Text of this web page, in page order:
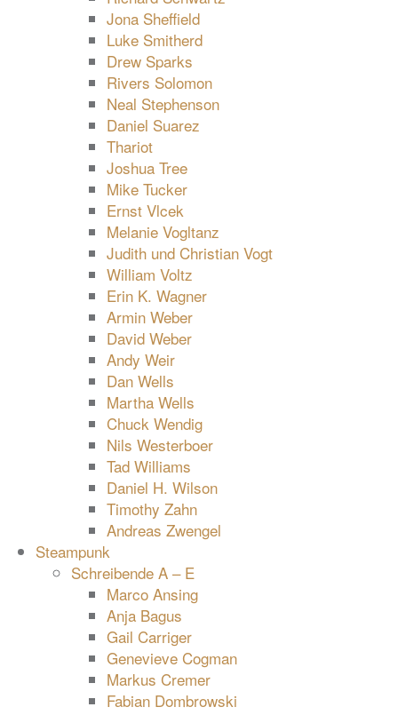
Jona Sheffield
Luke Smitherd
Drew Sparks
Rivers Solomon
Neal Stephenson
Daniel Suarez
Thariot
Joshua Tree
Mike Tucker
Ernst Vlcek
Melanie Vogltanz
Judith und Christian Vogt
William Voltz
Erin K. Wagner
Armin Weber
David Weber
Andy Weir
Dan Wells
Martha Wells
Chuck Wendig
Nils Westerboer
Tad Williams
Daniel H. Wilson
Timothy Zahn
Andreas Zwengel
Steampunk
Schreibende A – E
Marco Ansing
Anja Bagus
Gail Carriger
Genevieve Cogman
Markus Cremer
Fabian Dombrowski